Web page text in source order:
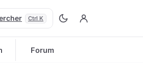
Ctrl K
Forum